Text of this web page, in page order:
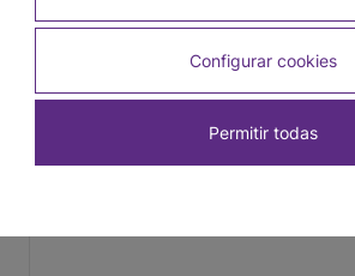
Productos relacionados
Configurar cookies
Permitir todas